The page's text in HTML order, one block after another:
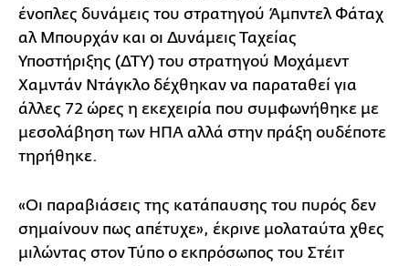
ένοπλες δυνάμεις του στρατηγού Άμπντελ Φάταχ
αλ Μπουρχάν και οι Δυνάμεις Ταχείας
Υποστήριξης (ΔΤΥ) του στρατηγού Μοχάμεντ
Χαμντάν Ντάγκλο δέχθηκαν να παραταθεί για
άλλες 72 ώρες η εκεχειρία που συμφωνήθηκε με
μεσολάβηση των ΗΠΑ αλλά στην πράξη ουδέποτε
τηρήθηκε.
«Οι παραβιάσεις της κατάπαυσης του πυρός δεν
σημαίνουν πως απέτυχε», έκρινε μολαταύτα χθες
μιλώντας στον Τύπο ο εκπρόσωπος του Στέιτ